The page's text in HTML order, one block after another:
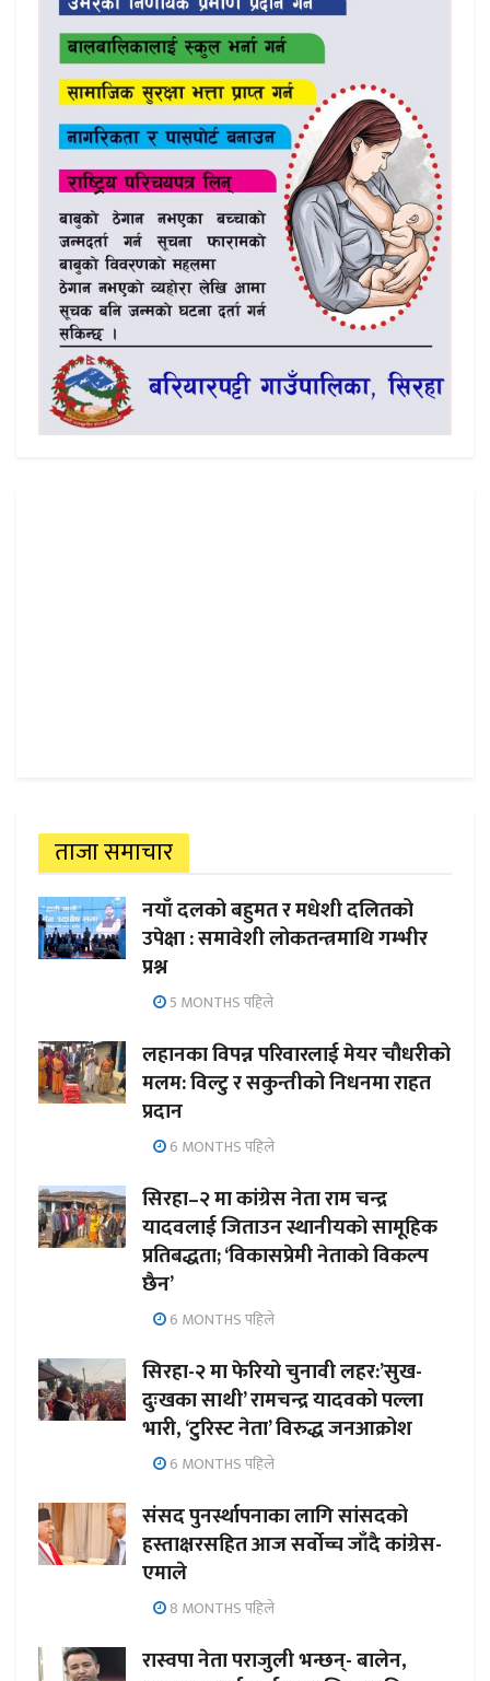
ताजा समाचार
नयाँ दलको बहुमत र मधेशी दलितको
उपेक्षा : समावेशी लोकतन्त्रमाथि गम्भीर
प्रश्न
5 MONTHS पहिले
लहानका विपन्न परिवारलाई मेयर चौधरीको
मलम: विल्टु र सकुन्तीको निधनमा राहत
प्रदान
6 MONTHS पहिले
सिरहा–२ मा कांग्रेस नेता राम चन्द्र
यादवलाई जिताउन स्थानीयको सामूहिक
प्रतिबद्धता; ‘विकासप्रेमी नेताको विकल्प
छैन’
6 MONTHS पहिले
सिरहा-२ मा फेरियो चुनावी लहर:’सुख-
दुःखका साथी’ रामचन्द्र यादवको पल्ला
भारी, ‘टुरिस्ट नेता’ विरुद्ध जनआक्रोश
6 MONTHS पहिले
संसद पुनर्स्थापनाका लागि सांसदको
हस्ताक्षरसहित आज सर्वोच्च जाँदै कांग्रेस-
एमाले
8 MONTHS पहिले
रास्वपा नेता पराजुली भन्छन्- बालेन,